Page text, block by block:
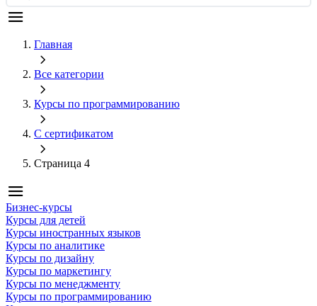
Главная
Все категории
Курсы по программированию
С сертификатом
Страница 4
Бизнес-курсы
Курсы для детей
Курсы иностранных языков
Курсы по аналитике
Курсы по дизайну
Курсы по маркетингу
Курсы по менеджменту
Курсы по программированию